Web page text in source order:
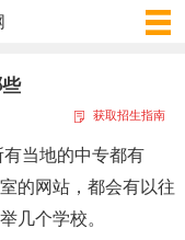
获取招生指南
当地的中专都有
的网站，都会有以往
几个学校。